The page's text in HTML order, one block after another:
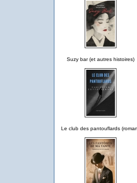
Suzy bar (et autres histoires)
Le club des pantouflards